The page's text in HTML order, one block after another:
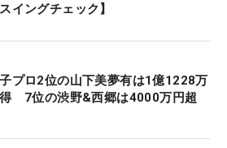
イングチェック】
プロ2位の山下美夢有は1億1228万
得 7位の渋野&西郷は4000万円超